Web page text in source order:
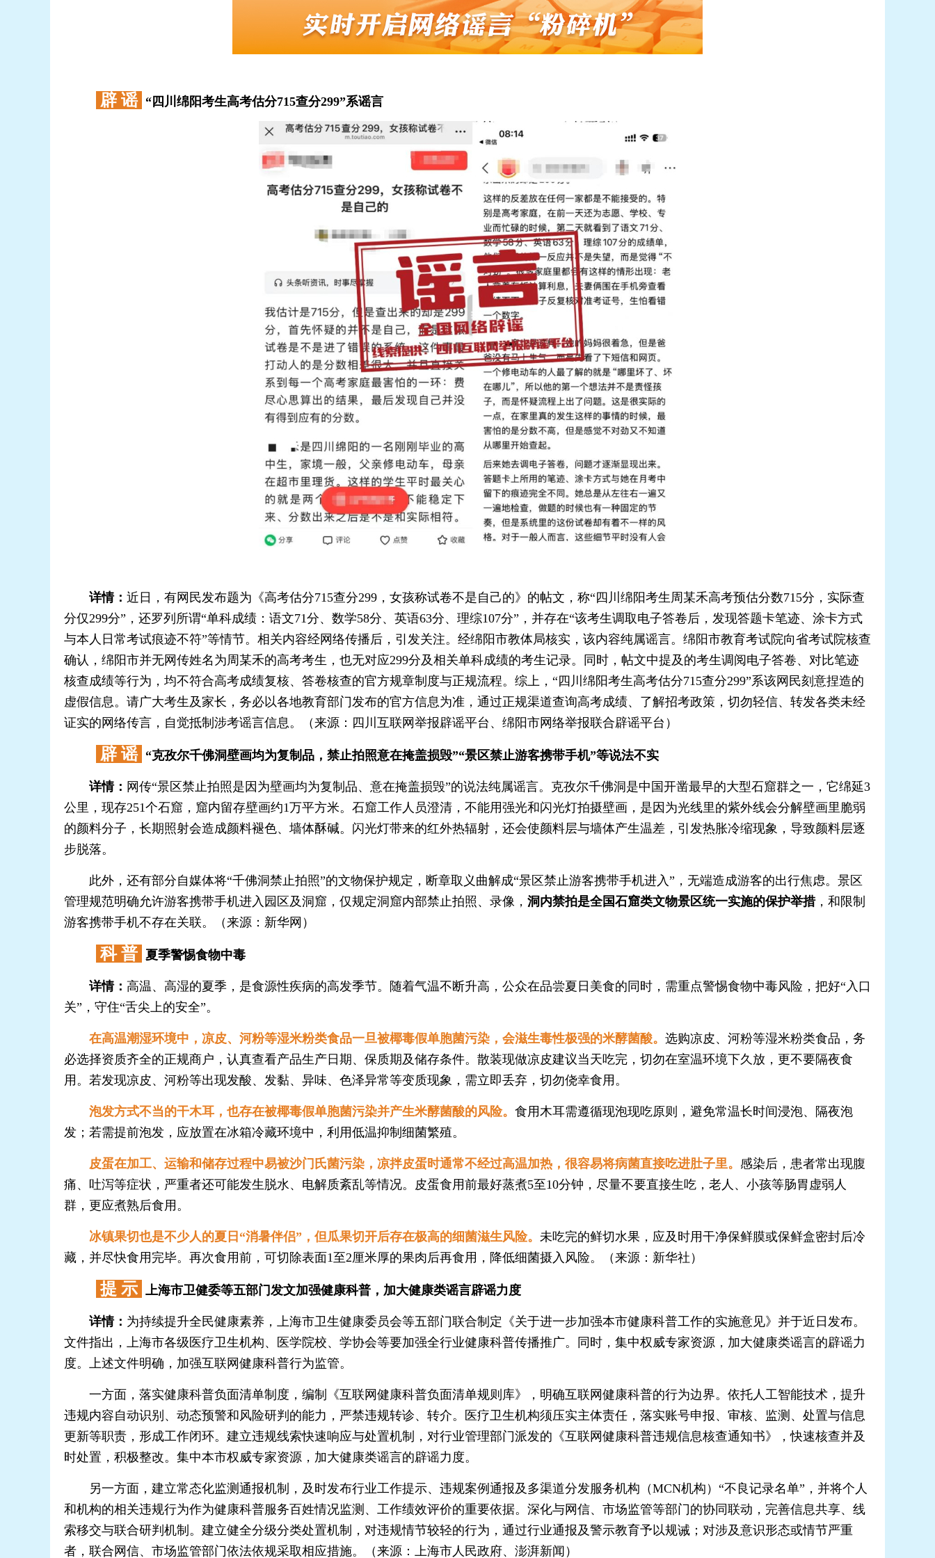
辟 谣 “四川绵阳考生高考估分715查分299”系谣言
详情： 近日，有网民发布题为《高考估分715查分299，女孩称试卷不是自己的》的帖文，称“四川绵阳考生周某禾高考预估分数715分，实际查
分仅299分”，还罗列所谓“单科成绩：语文71分、数学58分、英语63分、理综107分”，并存在“该考生调取电子答卷后，发现答题卡笔迹、涂卡方式
与本人日常考试痕迹不符”等情节。相关内容经网络传播后，引发关注。经绵阳市教体局核实，该内容纯属谣言。绵阳市教育考试院向省考试院核查
确认，绵阳市并无网传姓名为周某禾的高考考生，也无对应299分及相关单科成绩的考生记录。同时，帖文中提及的考生调阅电子答卷、对比笔迹
核查成绩等行为，均不符合高考成绩复核、答卷核查的官方规章制度与正规流程。综上，“四川绵阳考生高考估分715查分299”系该网民刻意捏造的
虚假信息。请广大考生及家长，务必以各地教育部门发布的官方信息为准，通过正规渠道查询高考成绩、了解招考政策，切勿轻信、转发各类未经
证实的网络传言，自觉抵制涉考谣言信息。（来源：四川互联网举报辟谣平台、绵阳市网络举报联合辟谣平台）
辟 谣 “克孜尔千佛洞壁画均为复制品，禁止拍照意在掩盖损毁”“景区禁止游客携带手机”等说法不实
详情： 网传“景区禁止拍照是因为壁画均为复制品、意在掩盖损毁”的说法纯属谣言。克孜尔千佛洞是中国开凿最早的大型石窟群之一，它绵延3
公里，现存251个石窟，窟内留存壁画约1万平方米。石窟工作人员澄清，不能用强光和闪光灯拍摄壁画，是因为光线里的紫外线会分解壁画里脆弱
的颜料分子，长期照射会造成颜料褪色、墙体酥碱。闪光灯带来的红外热辐射，还会使颜料层与墙体产生温差，引发热胀冷缩现象，导致颜料层逐
步脱落。
此外，还有部分自媒体将“千佛洞禁止拍照”的文物保护规定，断章取义曲解成“景区禁止游客携带手机进入”，无端造成游客的出行焦虑。景区
管理规范明确允许游客携带手机进入园区及洞窟，仅规定洞窟内部禁止拍照、录像， 洞内禁拍是全国石窟类文物景区统一实施的保护举措，和限制
游客携带手机不存在关联。（来源：新华网）
科 普 夏季警惕食物中毒
详情： 高温、高湿的夏季，是食源性疾病的高发季节。随着气温不断升高，公众在品尝夏日美食的同时，需重点警惕食物中毒风险，把好“入口
关”，守住“舌尖上的安全”。
在高温潮湿环境中，凉皮、河粉等湿米粉类食品一旦被椰毒假单胞菌污染，会滋生毒性极强的米酵菌酸。 选购凉皮、河粉等湿米粉类食品，务
必选择资质齐全的正规商户，认真查看产品生产日期、保质期及储存条件。散装现做凉皮建议当天吃完，切勿在室温环境下久放，更不要隔夜食
用。若发现凉皮、河粉等出现发酸、发黏、异味、色泽异常等变质现象，需立即丢弃，切勿侥幸食用。
泡发方式不当的干木耳，也存在被椰毒假单胞菌污染并产生米酵菌酸的风险。 食用木耳需遵循现泡现吃原则，避免常温长时间浸泡、隔夜泡
发；若需提前泡发，应放置在冰箱冷藏环境中，利用低温抑制细菌繁殖。
皮蛋在加工、运输和储存过程中易被沙门氏菌污染，凉拌皮蛋时通常不经过高温加热，很容易将病菌直接吃进肚子里。 感染后，患者常出现腹
痛、吐泻等症状，严重者还可能发生脱水、电解质紊乱等情况。皮蛋食用前最好蒸煮5至10分钟，尽量不要直接生吃，老人、小孩等肠胃虚弱人
群，更应煮熟后食用。
冰镇果切也是不少人的夏日“消暑伴侣”，但瓜果切开后存在极高的细菌滋生风险。 未吃完的鲜切水果，应及时用干净保鲜膜或保鲜盒密封后冷
藏，并尽快食用完毕。再次食用前，可切除表面1至2厘米厚的果肉后再食用，降低细菌摄入风险。（来源：新华社）
提 示 上海市卫健委等五部门发文加强健康科普，加大健康类谣言辟谣力度
详情： 为持续提升全民健康素养，上海市卫生健康委员会等五部门联合制定《关于进一步加强本市健康科普工作的实施意见》并于近日发布。
文件指出，上海市各级医疗卫生机构、医学院校、学协会等要加强全行业健康科普传播推广。同时，集中权威专家资源，加大健康类谣言的辟谣力
度。上述文件明确，加强互联网健康科普行为监管。
一方面，落实健康科普负面清单制度，编制《互联网健康科普负面清单规则库》，明确互联网健康科普的行为边界。依托人工智能技术，提升
违规内容自动识别、动态预警和风险研判的能力，严禁违规转诊、转介。医疗卫生机构须压实主体责任，落实账号申报、审核、监测、处置与信息
更新等职责，形成工作闭环。建立违规线索快速响应与处置机制，对行业管理部门派发的《互联网健康科普违规信息核查通知书》，快速核查并及
时处置，积极整改。集中本市权威专家资源，加大健康类谣言的辟谣力度。
另一方面，建立常态化监测通报机制，及时发布行业工作提示、违规案例通报及多渠道分发服务机构（MCN机构）“不良记录名单”，并将个人
和机构的相关违规行为作为健康科普服务百姓情况监测、工作绩效评价的重要依据。深化与网信、市场监管等部门的协同联动，完善信息共享、线
索移交与联合研判机制。建立健全分级分类处置机制，对违规情节较轻的行为，通过行业通报及警示教育予以规诫；对涉及意识形态或情节严重
者，联合网信、市场监管部门依法依规采取相应措施。（来源：上海市人民政府、澎湃新闻）